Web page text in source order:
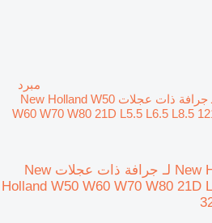
مبرد
بيني New Holland 4550135 لـ جرافة ذات عجلات New Holland W50
W60 W70 W80 21D L5.5 L6.5 L8.5
مبرد بيني New Holland 4550135 لـ جرافة ذات عجلات New
Holland W50 W60 W70 W80 21D